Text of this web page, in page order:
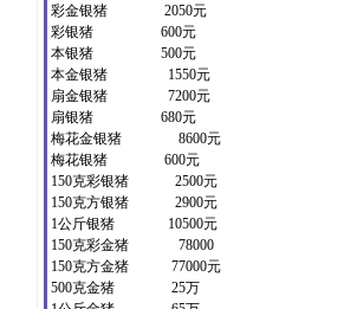
彩金银猪 2050元
彩银猪 600元
本银猪 500元
本金银猪 1550元
扇金银猪 7200元
扇银猪 680元
梅花金银猪 8600元
梅花银猪 600元
150克彩银猪 2500元
150克方银猪 2900元
1公斤银猪 10500元
150克彩金猪 78000
150克方金猪 77000元
500克金猪 25万